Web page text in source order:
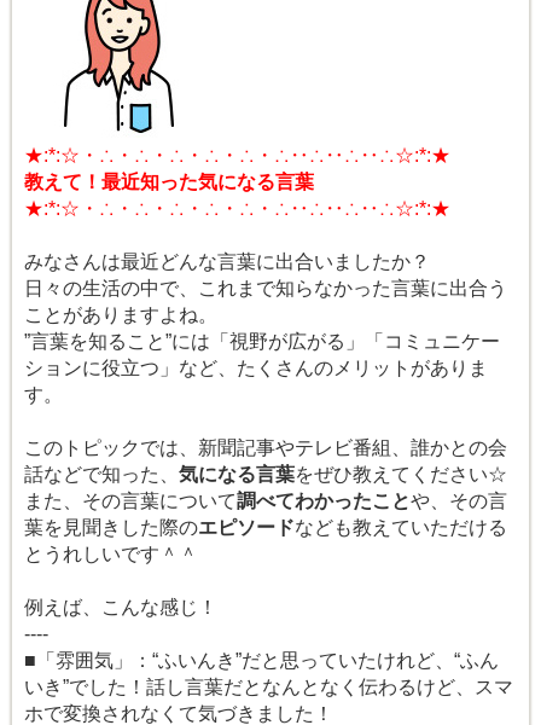
★:*:☆・∴・∴・∴・∴・∴・∴‥∴‥∴‥∴☆:*:★
教えて！最近知った気になる言葉
★:*:☆・∴・∴・∴・∴・∴・∴‥∴‥∴‥∴☆:*:★
みなさんは最近どんな言葉に出合いましたか？
日々の生活の中で、これまで知らなかった言葉に出合う
ことがありますよね。
”言葉を知ること”には「視野が広がる」「コミュニケー
ションに役立つ」など、たくさんのメリットがありま
す。
このトピックでは、新聞記事やテレビ番組、誰かとの会
話などで知った、 気になる言葉をぜひ教えてください☆
また、その言葉について調べてわかったことや、その言
葉を見聞きした際のエピソードなども教えていただける
とうれしいです＾＾
例えば、こんな感じ！
----
■「雰囲気」：“ふいんき”だと思っていたけれど、“ふん
いき”でした！話し言葉だとなんとなく伝わるけど、スマ
ホで変換されなくて気づきました！